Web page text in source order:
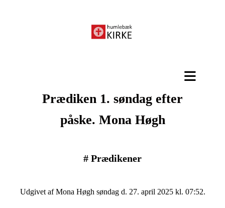
Prædiken 1. søndag efter
påske. Mona Høgh
# Prædikener
Udgivet af Mona Høgh søndag d. 27. april 2025 kl. 07:52.